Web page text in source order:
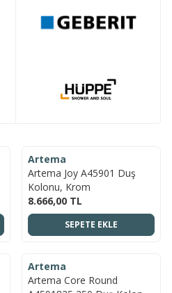
YENI
Artema
Artema Joy A45901 Duş
Kolonu, Krom
8.666,00 TL
SEPETE EKLE
YENI
ÜCRETSIZ KARGO
Artema
Artema Core Round